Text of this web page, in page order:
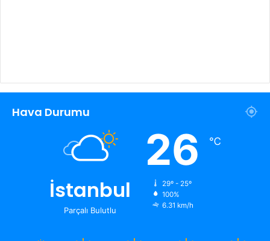
Hava Durumu
İstanbul
Parçalı Bulutlu
26 ℃
29º - 25º
100%
6.31 km/h